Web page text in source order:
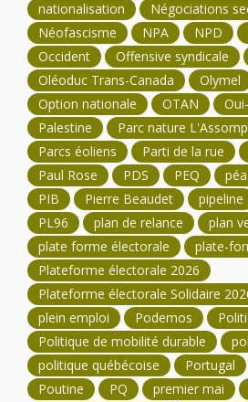
nationalisation
Négociations
Néofascisme
NPA NPD
Occident
Offensive syndicale
Oléoduc Trans-Canada
Olymel
Option nationale
OTAN
Palestine
Parc nature
Parcs éoliens
Parti de la rue
Paul Rose
PDS PEQ
PIB
Pierre Beaudet pipeline
PL96
plan de relance
plan
plate forme électorale
plate-
Plateforme électorale 2026
Plateforme électorale Solidaire
plein emploi
Podemos
Politique de mobilité durable
politique québécoise
Portugal
Poutine
PQ premier mai